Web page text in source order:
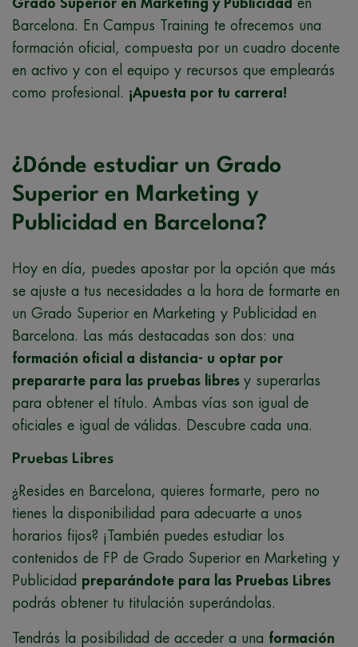
Grado Superior en Marketing y Publicidad en
Barcelona. En Campus Training te ofrecemos una
formación oficial, compuesta por un cuadro docente
en activo y con el equipo y recursos que emplearás
como profesional. ¡Apuesta por tu carrera!
¿Dónde estudiar un Grado
Superior en Marketing y
Publicidad en Barcelona?
Hoy en día, puedes apostar por la opción que más
se ajuste a tus necesidades a la hora de formarte en
un Grado Superior en Marketing y Publicidad en
Barcelona. Las más destacadas son dos: una
formación oficial a distancia- u optar por
prepararte para las pruebas libres y superarlas
para obtener el título. Ambas vías son igual de
oficiales e igual de válidas. Descubre cada una.
Pruebas Libres
¿Resides en Barcelona, quieres formarte, pero no
tienes la disponibilidad para adecuarte a unos
horarios fijos? ¡También puedes estudiar los
contenidos de FP de Grado Superior en Marketing y
Publicidad preparándote para las Pruebas Libres
podrás obtener tu titulación superándolas.
Tendrás la posibilidad de acceder a una formación